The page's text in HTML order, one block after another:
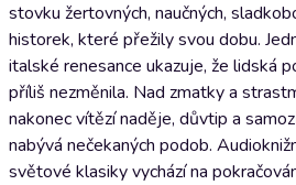
stovku žertovných, naučných,
historek, které přežily svou dobu.
italské renesance ukazuje, že lidská
příliš nezměnila. Nad zmatky a
nakonec vítězí naděje, důvtip a
nabývá nečekaných podob.
světové klasiky vychází na